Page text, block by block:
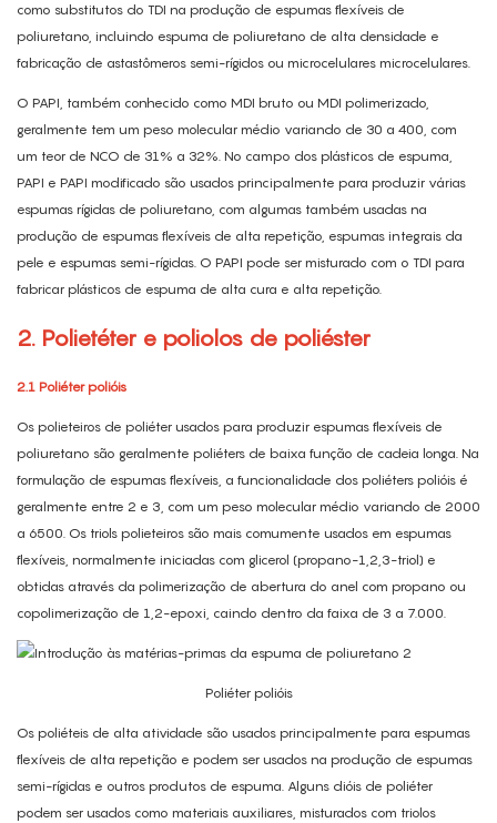
como substitutos do TDI na produção de espumas flexíveis de
poliuretano, incluindo espuma de poliuretano de alta densidade e
fabricação de astastômeros semi-rígidos ou microcelulares microcelulares.
O PAPI, também conhecido como MDI bruto ou MDI polimerizado,
geralmente tem um peso molecular médio variando de 30 a 400, com
um teor de NCO de 31% a 32%. No campo dos plásticos de espuma,
PAPI e PAPI modificado são usados ​​principalmente para produzir várias
espumas rígidas de poliuretano, com algumas também usadas na
produção de espumas flexíveis de alta repetição, espumas integrais da
pele e espumas semi-rígidas. O PAPI pode ser misturado com o TDI para
fabricar plásticos de espuma de alta cura e alta repetição.
2. Polietéter e poliolos de poliéster
2.1 Poliéter polióis
Os polieteiros de poliéter usados ​​para produzir espumas flexíveis de
poliuretano são geralmente poliéters de baixa função de cadeia longa. Na
formulação de espumas flexíveis, a funcionalidade dos poliéters polióis é
geralmente entre 2 e 3, com um peso molecular médio variando de 2000
a 6500. Os triols polieteiros são mais comumente usados ​​em espumas
flexíveis, normalmente iniciadas com glicerol (propano-1,2,3-triol) e
obtidas através da polimerização de abertura do anel com propano ou
copolimerização de 1,2-epoxi, caindo dentro da faixa de 3 a 7.000.
Poliéter polióis
Os poliéteis de alta atividade são usados ​​principalmente para espumas
flexíveis de alta repetição e podem ser usados ​​na produção de espumas
semi-rígidas e outros produtos de espuma. Alguns dióis de poliéter
podem ser usados ​​como materiais auxiliares, misturados com triolos